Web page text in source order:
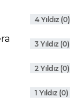
4 Yıldız (0)
3 Yıldız (0)
2 Yıldız (0)
1 Yıldız (0)